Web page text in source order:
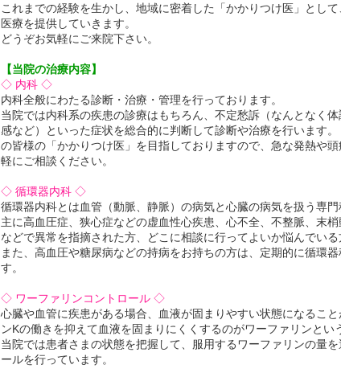
これまでの経験を生かし、地域に密着した「かかりつけ医」とし
医療を提供していきます。
どうぞお気軽にご来院下さい。
【当院の治療内容】
◇ 内科 ◇
内科全般にわたる診断・治療・管理を行っております。
当院では内科系の疾患の診療はもちろん、不定愁訴（なんとなく
感など）といった症状を総合的に判断して診断や治療を行います
の皆様の「かかりつけ医」を目指しておりますので、急な発熱や
軽にご相談ください。
◇ 循環器内科 ◇
循環器内科とは血管（動脈、静脈）の病気と心臓の病気を扱う専
主に高血圧症、狭心症などの虚血性心疾患、心不全、不整脈、末
などで異常を指摘された方、どこに相談に行ってよいか悩んでい
また、高血圧や糖尿病などの持病をお持ちの方は、定期的に循環
す。
◇ ワーファリンコントロール ◇
心臓や血管に疾患がある場合、血液が固まりやすい状態になるこ
ンKの働きを抑えて血液を固まりにくくするのがワーファリンとい
当院では患者さまの状態を把握して、服用するワーファリンの量
ールを行っています。